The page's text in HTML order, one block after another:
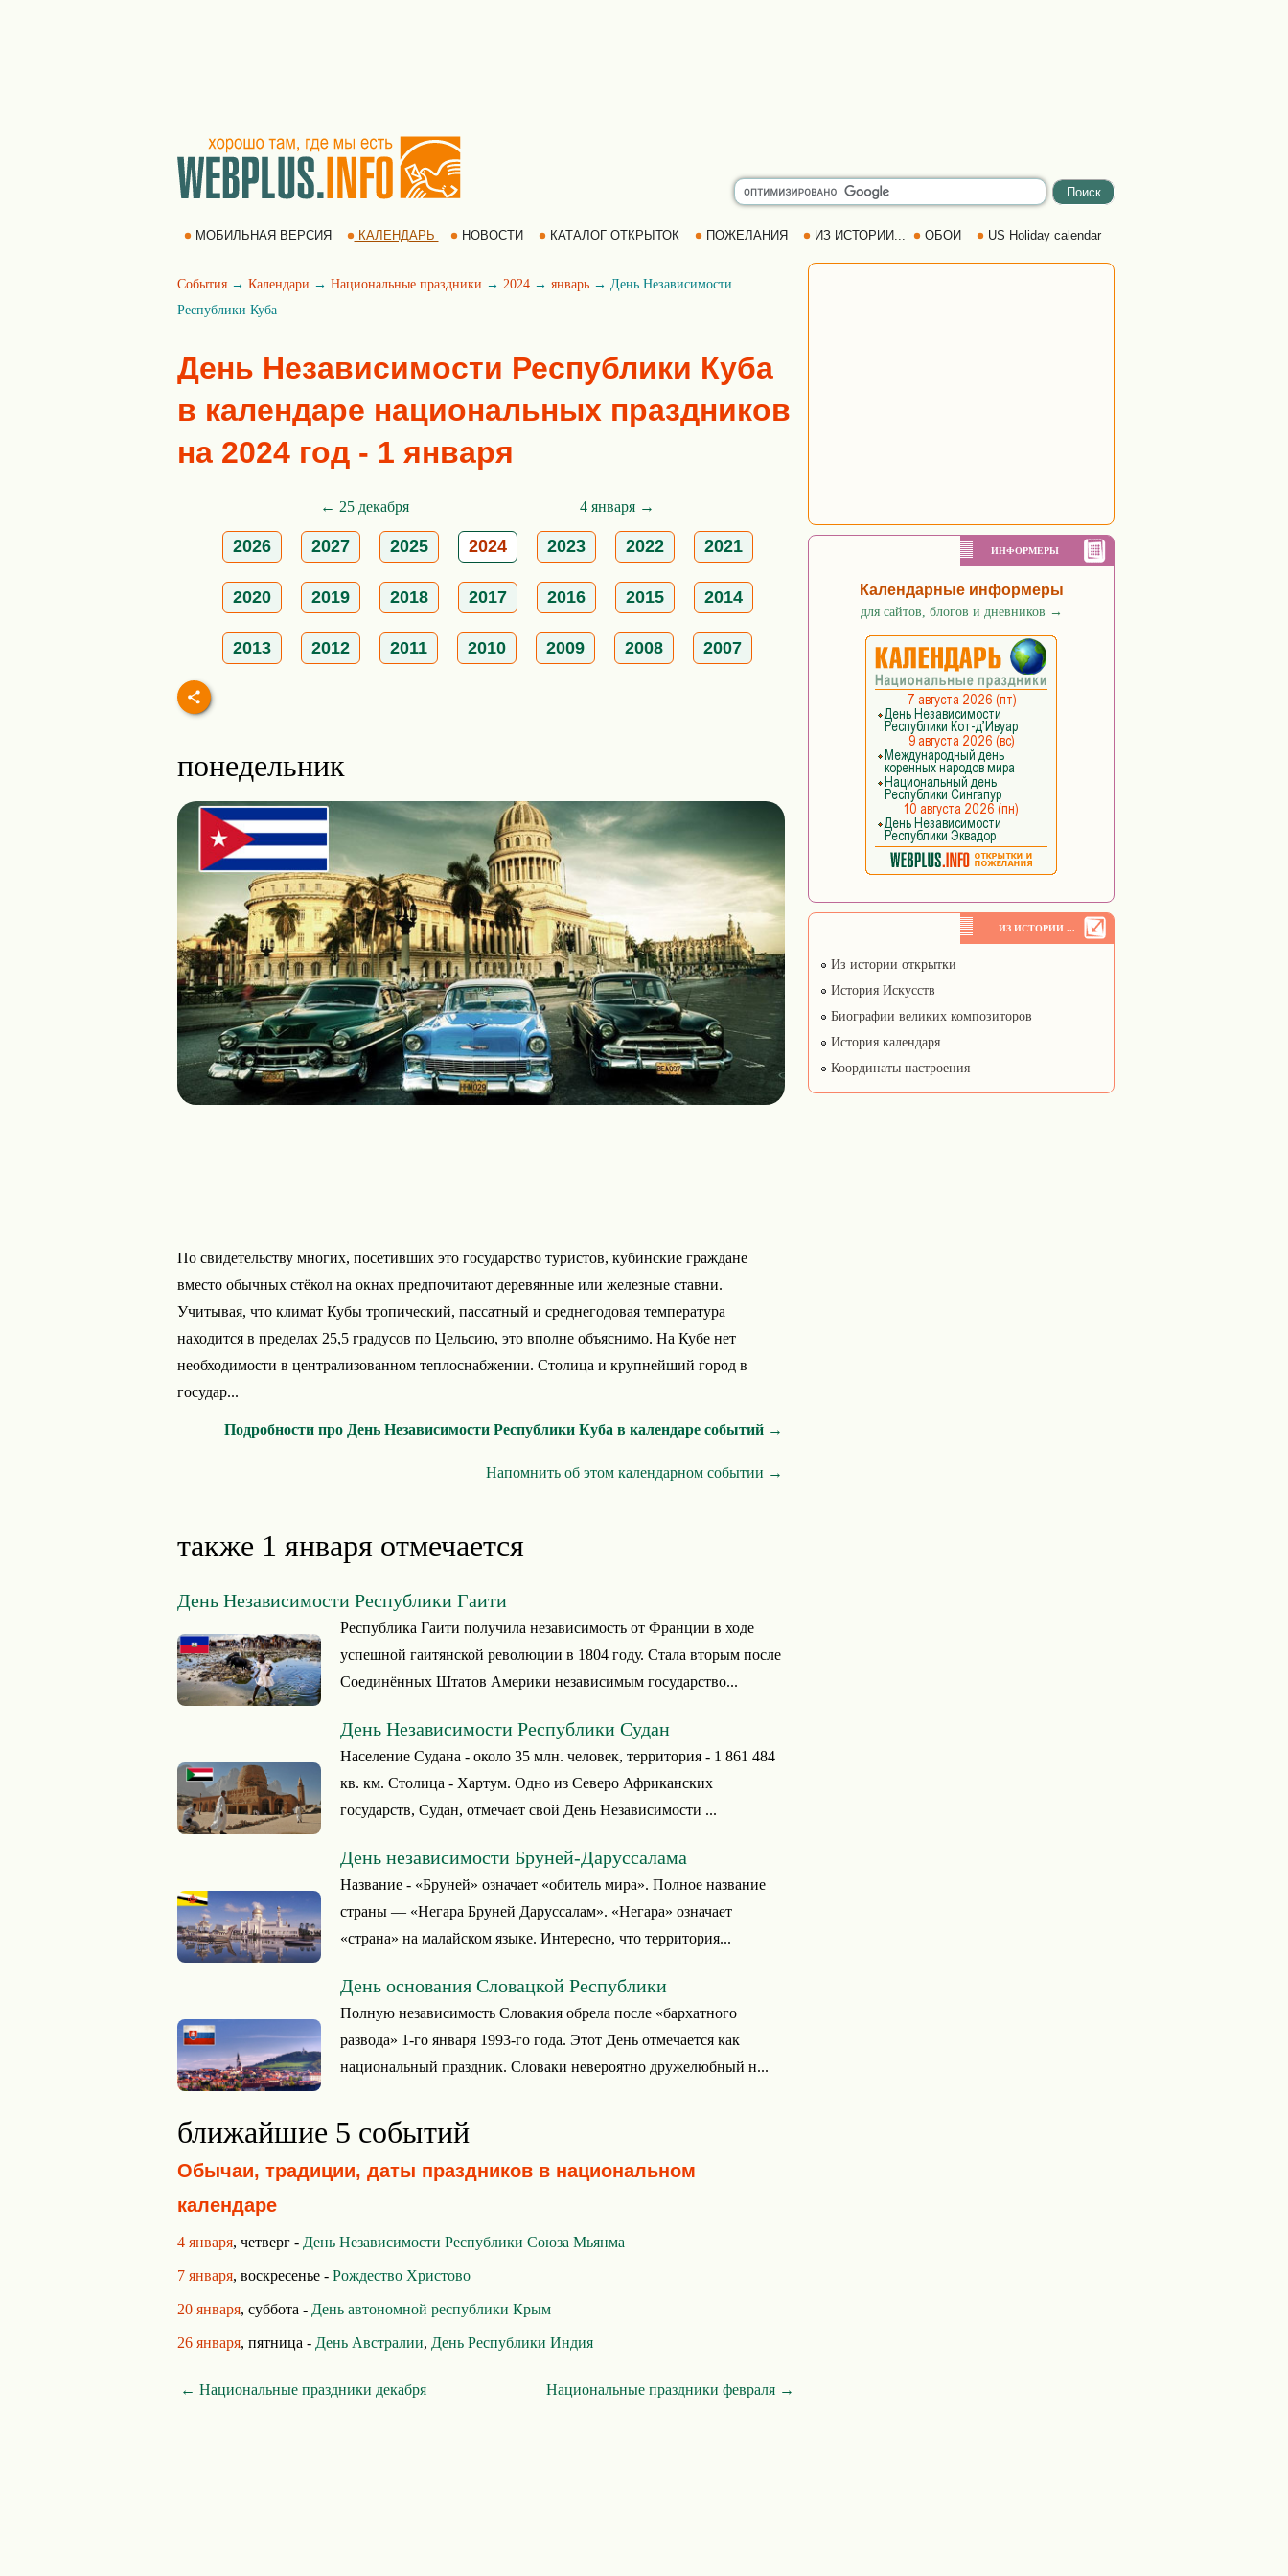
МОБИЛЬНАЯ ВЕРСИЯ КАЛЕНДАРЬ НОВОСТИ КАТАЛОГ ОТКРЫТОК ПОЖЕЛАНИЯ ИЗ ИСТОРИИ... ОБОИ US Holiday calendar
События → Календари → Национальные праздники → 2024 → январь → День Независимости
Республики Куба
День Независимости Республики Куба
в календаре национальных праздников
на 2024 год - 1 января
← 25 декабря 4 января →
2026 2027 2025 2024 2023 2022 2021
2020 2019 2018 2017 2016 2015 2014
2013 2012 2011 2010 2009 2008 2007
понедельник
По свидетельству многих, посетивших это государство туристов, кубинские граждане
вместо обычных стёкол на окнах предпочитают деревянные или железные ставни.
Учитывая, что климат Кубы тропический, пассатный и среднегодовая температура
находится в пределах 25,5 градусов по Цельсию, это вполне объяснимо. На Кубе нет
необходимости в централизованном теплоснабжении. Столица и крупнейший город в
государ...
Подробности про День Независимости Республики Куба в календаре событий →
Напомнить об этом календарном событии →
также 1 января отмечается
День Независимости Республики Гаити
Республика Гаити получила независимость от Франции в ходе
успешной гаитянской революции в 1804 году. Стала вторым после
Соединённых Штатов Америки независимым государство...
День Независимости Республики Судан
Население Судана - около 35 млн. человек, территория - 1 861 484
кв. км. Столица - Хартум. Одно из Северо Африканских
государств, Судан, отмечает свой День Независимости ...
День независимости Бруней-Даруссалама
Название - «Бруней» означает «обитель мира». Полное название
страны — «Негара Бруней Даруссалам». «Негара» означает
«страна» на малайском языке. Интересно, что территория...
День основания Словацкой Республики
Полную независимость Словакия обрела после «бархатного
развода» 1-го января 1993-го года. Этот День отмечается как
национальный праздник. Словаки невероятно дружелюбный н...
ближайшие 5 событий
Обычаи, традиции, даты праздников в национальном
календаре
4 января, четверг - День Независимости Республики Союза Мьянма
7 января, воскресенье - Рождество Христово
20 января, суббота - День автономной республики Крым
26 января, пятница - День Австралии, День Республики Индия
← Национальные праздники декабря Национальные праздники февраля →
ИНФОРМЕРЫ
Календарные информеры
для сайтов, блогов и дневников →
ИЗ ИСТОРИИ ...
Из истории открытки
История Искусств
Биографии великих композиторов
История календаря
Координаты настроения